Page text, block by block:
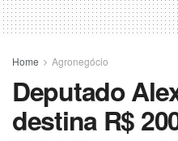
Home Agronegócio
Deputado
destina R$